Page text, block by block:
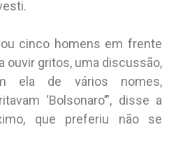
cinco homens em frente
ouvir gritos, uma discussão,
ela de vários nomes,
‘Bolsonaro’”, disse a
que preferiu não se